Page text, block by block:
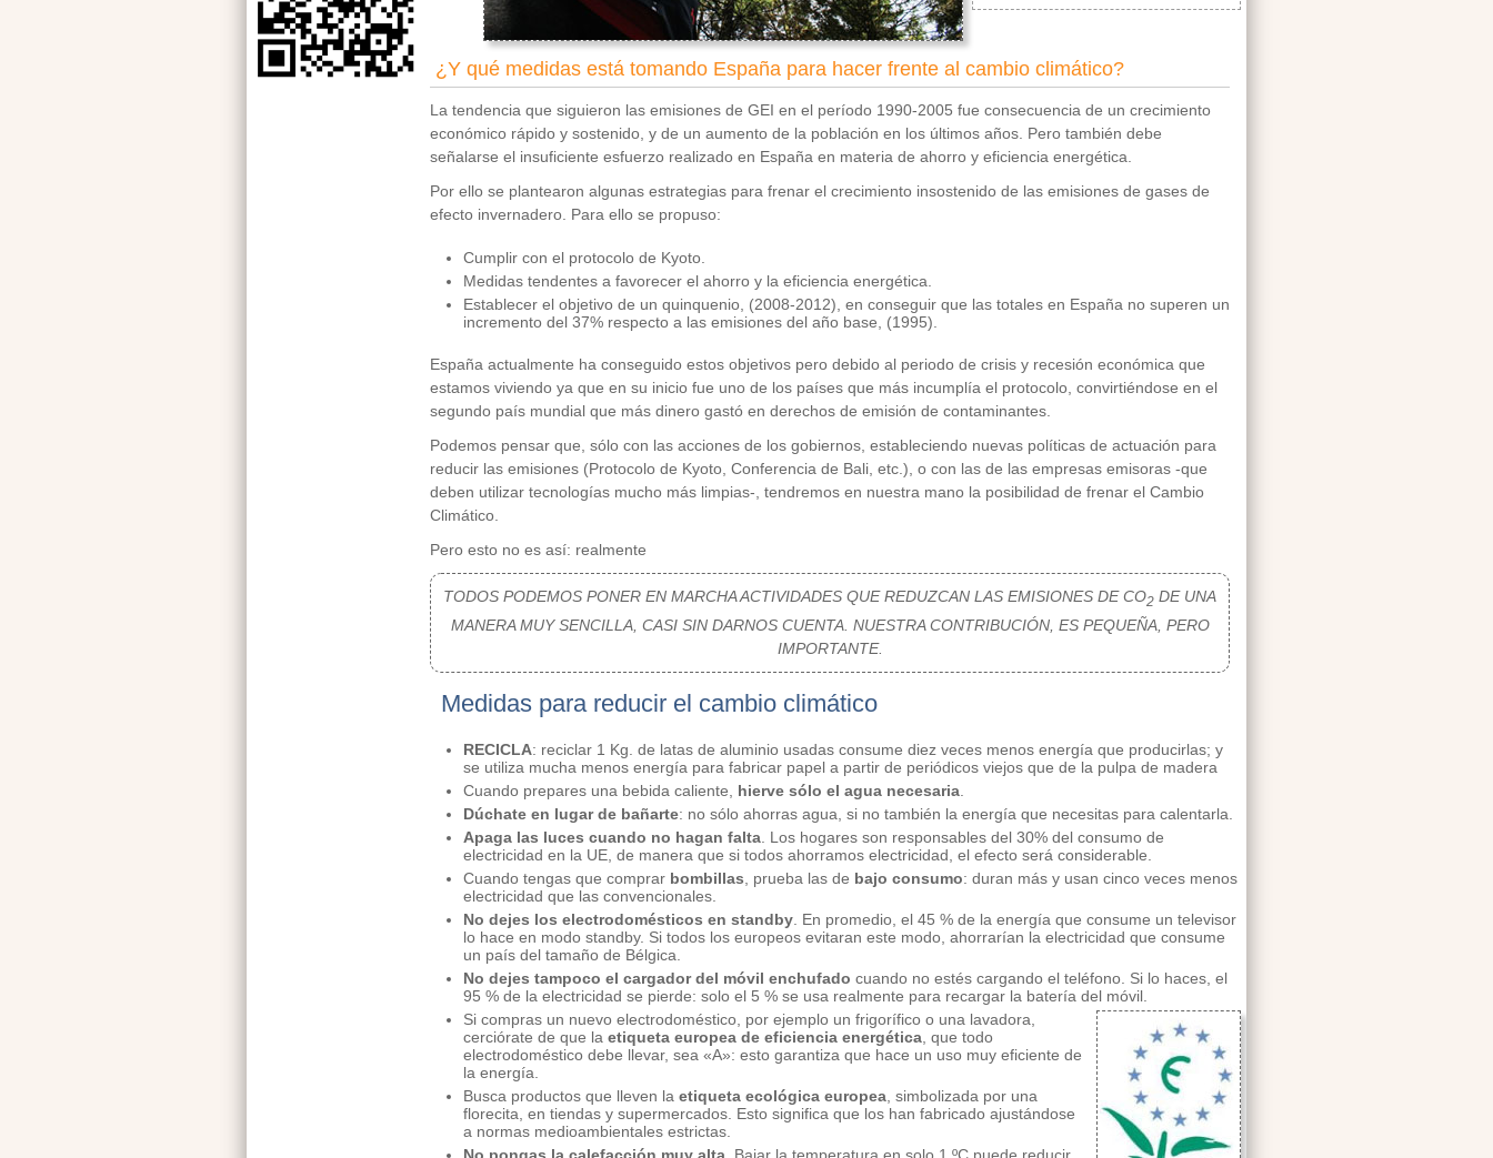
¿Y qué medidas está tomando España para hacer frente al cambio climático?
La tendencia que siguieron las emisiones de GEI en el período 1990-2005 fue consecuencia de un crecimiento
económico rápido y sostenido, y de un aumento de la población en los últimos años. Pero también debe
señalarse el insuficiente esfuerzo realizado en España en materia de ahorro y eficiencia energética.
Por ello se plantearon algunas estrategias para frenar el crecimiento insostenido de las emisiones de gases de
efecto invernadero. Para ello se propuso:
Cumplir con el protocolo de Kyoto.
Medidas tendentes a favorecer el ahorro y la eficiencia energética.
Establecer el objetivo de un quinquenio, (2008-2012), en conseguir que las totales en España no superen un
incremento del 37% respecto a las emisiones del año base, (1995).
España actualmente ha conseguido estos objetivos pero debido al periodo de crisis y recesión económica que
estamos viviendo ya que en su inicio fue uno de los países que más incumplía el protocolo, convirtiéndose en el
segundo país mundial que más dinero gastó en derechos de emisión de contaminantes.
Podemos pensar que, sólo con las acciones de los gobiernos, estableciendo nuevas políticas de actuación para
reducir las emisiones (Protocolo de Kyoto, Conferencia de Bali, etc.), o con las de las empresas emisoras -que
deben utilizar tecnologías mucho más limpias-, tendremos en nuestra mano la posibilidad de frenar el Cambio
Climático.
Pero esto no es así: realmente
TODOS PODEMOS PONER EN MARCHA ACTIVIDADES QUE REDUZCAN LAS EMISIONES DE CO2 DE UNA
MANERA MUY SENCILLA, CASI SIN DARNOS CUENTA. NUESTRA CONTRIBUCIÓN, ES PEQUEÑA, PERO
IMPORTANTE.
Medidas para reducir el cambio climático
RECICLA: reciclar 1 Kg. de latas de aluminio usadas consume diez veces menos energía que producirlas; y
se utiliza mucha menos energía para fabricar papel a partir de periódicos viejos que de la pulpa de madera
Cuando prepares una bebida caliente, hierve sólo el agua necesaria
Dúchate en lugar de bañarte: no sólo ahorras agua, si no también la energía que necesitas para calentarla.
Apaga las luces cuando no hagan falta . Los hogares son responsables del 30% del consumo de
electricidad en la UE, de manera que si todos ahorramos electricidad, el efecto será considerable.
Cuando tengas que comprar bombillas , prueba las de bajo consumo: duran más y usan cinco veces menos
electricidad que las convencionales.
No dejes los electrodomésticos en standby . En promedio, el 45 % de la energía que consume un televisor
lo hace en modo standby. Si todos los europeos evitaran este modo, ahorrarían la electricidad que consume
un país del tamaño de Bélgica.
No dejes tampoco el cargador del móvil enchufado cuando no estés cargando el teléfono. Si lo haces, el
95 % de la electricidad se pierde: solo el 5 % se usa realmente para recargar la batería del móvil.
Si compras un nuevo electrodoméstico, por ejemplo un frigorífico o una lavadora,
cerciórate de que la etiqueta europea de eficiencia energética , que todo
electrodoméstico debe llevar, sea «A»: esto garantiza que hace un uso muy eficiente de
la energía.
Busca productos que lleven la etiqueta ecológica europea , simbolizada por una
florecita, en tiendas y supermercados. Esto significa que los han fabricado ajustándose
a normas medioambientales estrictas.